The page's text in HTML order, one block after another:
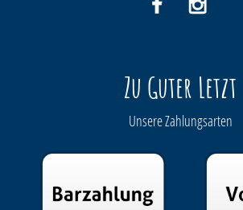
Zu Guter Letzt
Unsere Zahlungsarten